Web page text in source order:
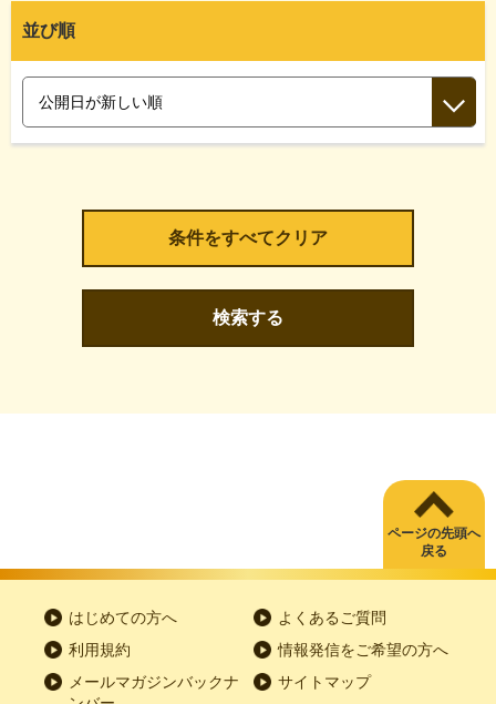
並び順
検索する
ページの先頭へ
戻る
はじめての方へ
よくあるご質問
利用規約
情報発信をご希望の方へ
メールマガジンバックナ
サイトマップ